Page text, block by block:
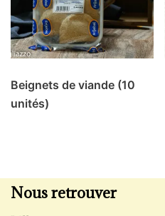
Beignets de viande (10
unités)
Nous retrouver